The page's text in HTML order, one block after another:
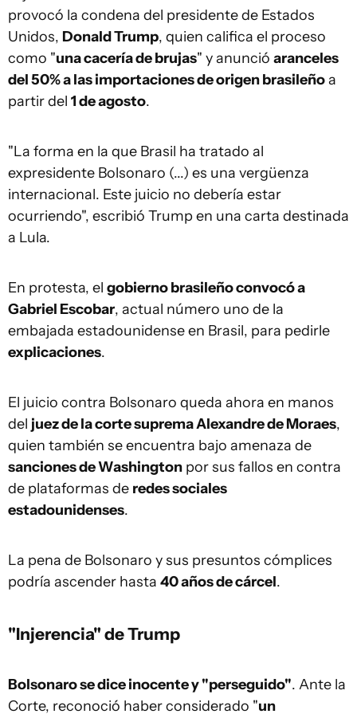
provocó la condena del presidente de Estados
Unidos, Donald Trump, quien califica el proceso
como "una cacería de brujas" y anunció aranceles
del 50% a las importaciones de origen brasileñoa
partir del 1 de agosto.
"La forma en la que Brasil ha tratado al
expresidente Bolsonaro (...) es una vergüenza
internacional. Este juicio no debería estar
ocurriendo", escribió Trump en una carta destinada
a Lula.
En protesta, el gobierno brasileño convocó a
Gabriel Escobar, actual número uno de la
embajada estadounidense en Brasil, para pedirle
explicaciones.
El juicio contra Bolsonaro queda ahora en manos
del juez de la corte suprema Alexandre de Moraes,
quien también se encuentra bajo amenaza de
sanciones de Washington por sus fallos en contra
de plataformas de redes sociales
estadounidenses.
La pena de Bolsonaro y sus presuntos cómplices
podría ascender hasta 40 años de cárcel.
"Injerencia" de Trump
Bolsonaro se dice inocente y "perseguido". Ante la
Corte, reconoció haber considerado "un